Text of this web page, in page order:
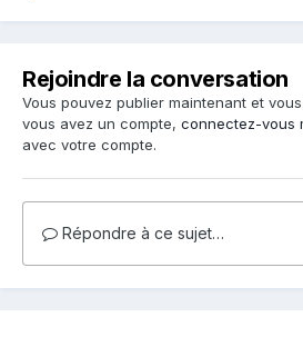
Rejoindre la conversation
Vous pouvez publier maintenant et
vous avez un compte, connectez-vous
avec votre compte.
Répondre à ce sujet…